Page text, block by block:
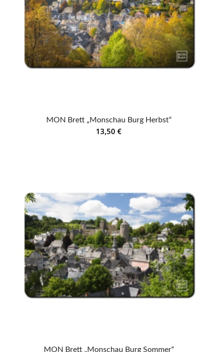
MON Brett „Monschau Burg Herbst“
13,50€
MON Brett „Monschau Burg Sommer“